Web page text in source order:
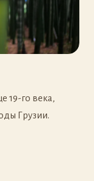
19-го века,
Грузии.